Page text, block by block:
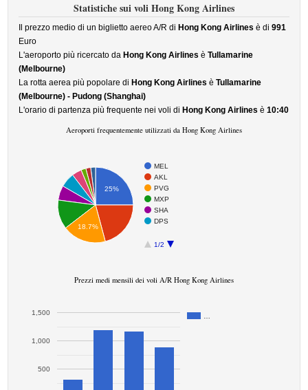
Statistiche sui voli Hong Kong Airlines
Il prezzo medio di un biglietto aereo A/R di Hong Kong Airlines è di991
Euro
L'aeroporto più ricercato da Hong Kong Airlines èTullamarine
(Melbourne)
La rotta aerea più popolare di Hong Kong Airlines èTullamarine
(Melbourne) - Pudong (Shanghai)
L'orario di partenza più frequente nei voli di Hong Kong Airlines è10:40
Aeroporti frequentemente utilizzati da Hong Kong Airlines
MEL
AKL
PVG
MXP
SHA
DPS
1/2
25%
18.7%
Prezzi medi mensili dei voli A/R Hong Kong Airlines
500
1,000
1,500